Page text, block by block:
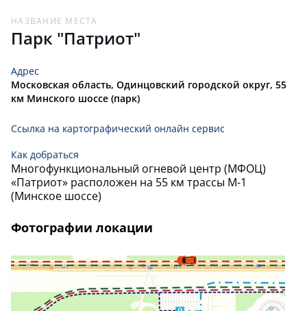
НАЗВАНИЕ МЕСТА
Парк "Патриот"
Адрес
Московская область, Одинцовский городской округ, 55
км Минского шоссе (парк)
Ссылка на картографический онлайн сервис
Как добраться
Многофункциональный огневой центр (МФОЦ)
«Патриот» расположен на 55 км трассы М-1
(Минское шоссе)
Фотографии локации